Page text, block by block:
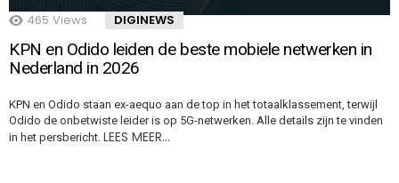
465 Views DIGINEWS
KPN en Odido leiden de beste mobiele netwerken in
Nederland in 2026
KPN en Odido staan ex-aequo aan de top in het totaalklassement, terwijl
Odido de onbetwiste leider is op 5G-netwerken. Alle details zijn te vinden
in het persbericht. LEES MEER…